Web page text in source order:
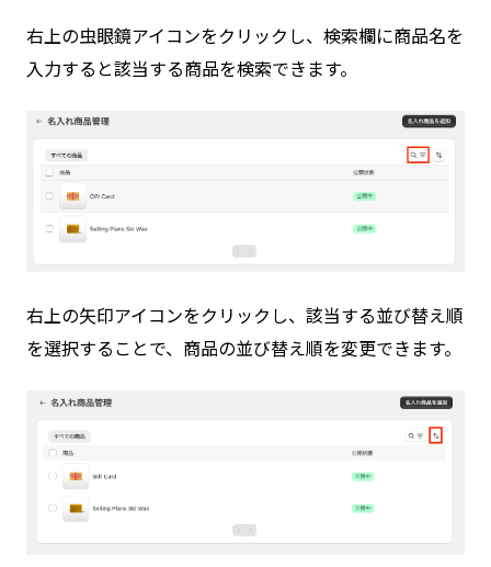
右上の虫眼鏡アイコンをクリックし、検索欄に商品名を
入力すると該当する商品を検索できます。
右上の矢印アイコンをクリックし、該当する並び替え順
を選択することで、商品の並び替え順を変更できます。